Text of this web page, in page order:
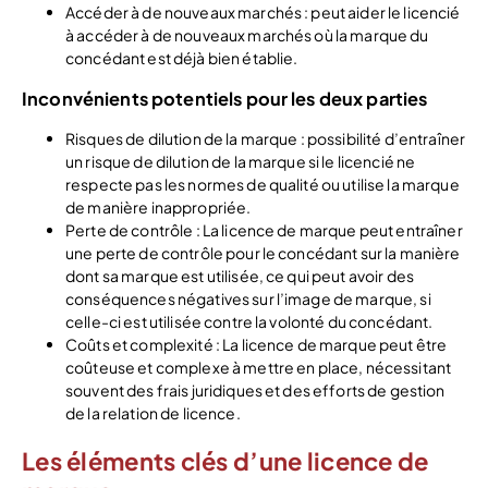
Accéder à de nouveaux marchés : peut aider le licencié
à accéder à de nouveaux marchés où la marque du
concédant est déjà bien établie.
Inconvénients potentiels pour les deux parties
Risques de dilution de la marque : possibilité d’entraîner
un risque de dilution de la marque si le licencié ne
respecte pas les normes de qualité ou utilise la marque
de manière inappropriée.
Perte de contrôle : La licence de marque peut entraîner
une perte de contrôle pour le concédant sur la manière
dont sa marque est utilisée, ce qui peut avoir des
conséquences négatives sur l’image de marque, si
celle-ci est utilisée contre la volonté du concédant.
Coûts et complexité : La licence de marque peut être
coûteuse et complexe à mettre en place, nécessitant
souvent des frais juridiques et des efforts de gestion
de la relation de licence.
Les éléments clés d’une licence de